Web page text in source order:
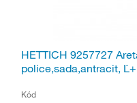
HETTICH 9257727
police,sada,antracit,
Kód